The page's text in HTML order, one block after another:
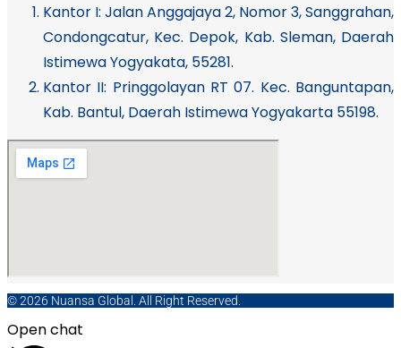
Kantor I: Jalan Anggajaya 2, Nomor 3, Sanggrahan,
Condongcatur, Kec. Depok, Kab. Sleman, Daerah
Istimewa Yogyakata, 55281.
Kantor II: Pringgolayan RT 07. Kec. Banguntapan,
Kab. Bantul, Daerah Istimewa Yogyakarta 55198.
© 2026 Nuansa Global. All Right Reserved.
Open chat